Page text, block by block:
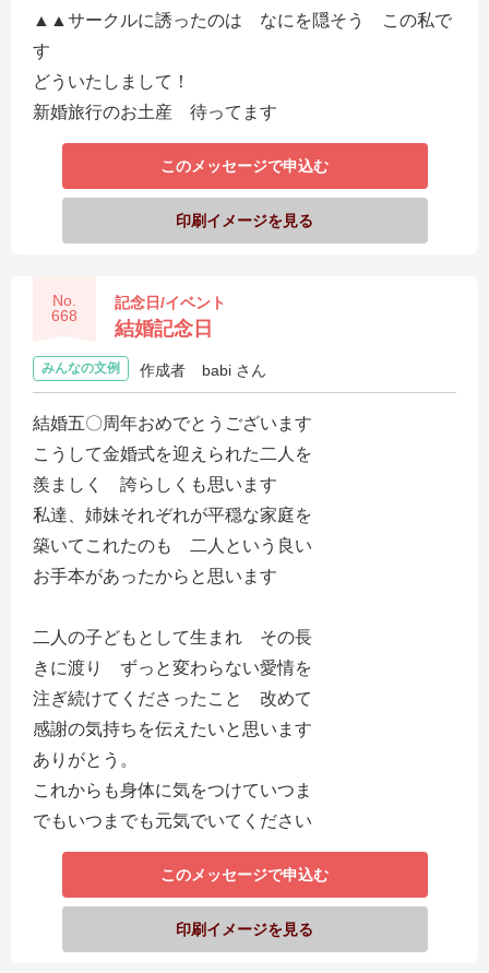
▲▲サークルに誘ったのは なにを隠そう この私で
す
どういたしまして！
新婚旅行のお土産 待ってます
このメッセージで申込む
印刷イメージを見る
No.
668
記念日/イベント
結婚記念日
みんなの文例 作成者 babi さん
結婚五〇周年おめでとうございます
こうして金婚式を迎えられた二人を
羨ましく 誇らしくも思います
私達、姉妹それぞれが平穏な家庭を
築いてこれたのも 二人という良い
お手本があったからと思います
二人の子どもとして生まれ その長
きに渡り ずっと変わらない愛情を
注ぎ続けてくださったこと 改めて
感謝の気持ちを伝えたいと思います
ありがとう。
これからも身体に気をつけていつま
でもいつまでも元気でいてください
このメッセージで申込む
印刷イメージを見る